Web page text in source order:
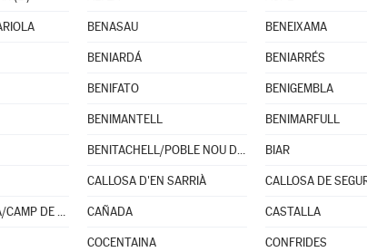
BENASAU BENEIXAMA
BENIARDÁ BENIARRÉS
BENIFATO BENIGEMBLA
BENIMANTELL BENIMARFULL
BENITACHELL/POBLE NOU DE BENITATXELL (EL) BIAR
CALLOSA D'EN SARRIÀ CALLOSA DE
CAMPO DE MIRRA/CAMP DE MIRRA (EL) CAÑADA CASTALLA
COCENTAINA CONFRIDES